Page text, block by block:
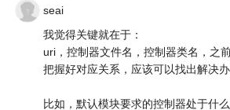
seai
我觉得关键就在于：
uri，控制器文件名，控制器类名，之
把握好对应关系，应该可以找出解决办
比如，默认模块要求的控制器处于什